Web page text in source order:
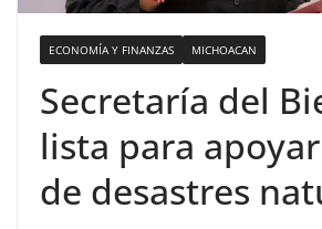
ECONOMÍA Y FINANZAS MICHOACAN
Secretaría del
lista para
de desastres